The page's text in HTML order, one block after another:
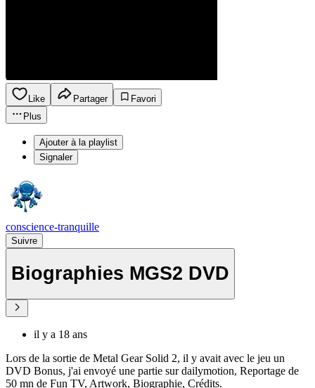
Like Partager
Favori
Plus
Ajouter à la playlist
Signaler
conscience-tranquille
Suivre
Biographies MGS2 DVD
il y a 18 ans
Lors de la sortie de Metal Gear Solid 2, il y avait avec le jeu un
DVD Bonus, j'ai envoyé une partie sur dailymotion, Reportage de
50 mn de Fun TV, Artwork, Biographie, Crédits.